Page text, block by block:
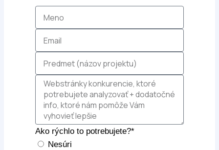
Ako rýchlo to potrebujete?*
Nesúri